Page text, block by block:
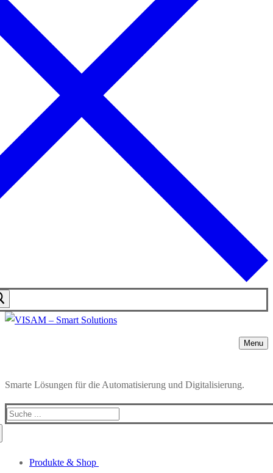
Menu
Smarte Lösungen für die Automatisierung und Digitalisierung.
Produkte & Shop